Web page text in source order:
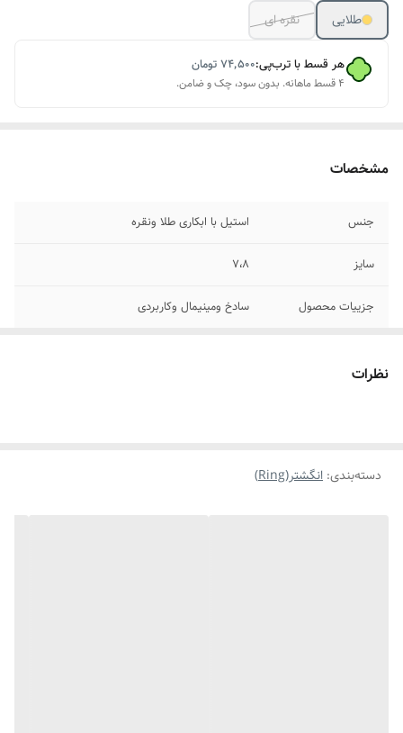
طلایی
نقره ای
هر قسط با ترب‌پی:۷۴٬۵۰۰تومان
۴ قسط ماهانه. بدون سود، چک و ضامن.
مشخصات
جنس استیل با ابکاری طلا ونقره
سایز ۷،۸
جزییات محصول سادخ ومینیمال وکاربردی
نظرات
دسته‌بندی: انگشتر(Ring)